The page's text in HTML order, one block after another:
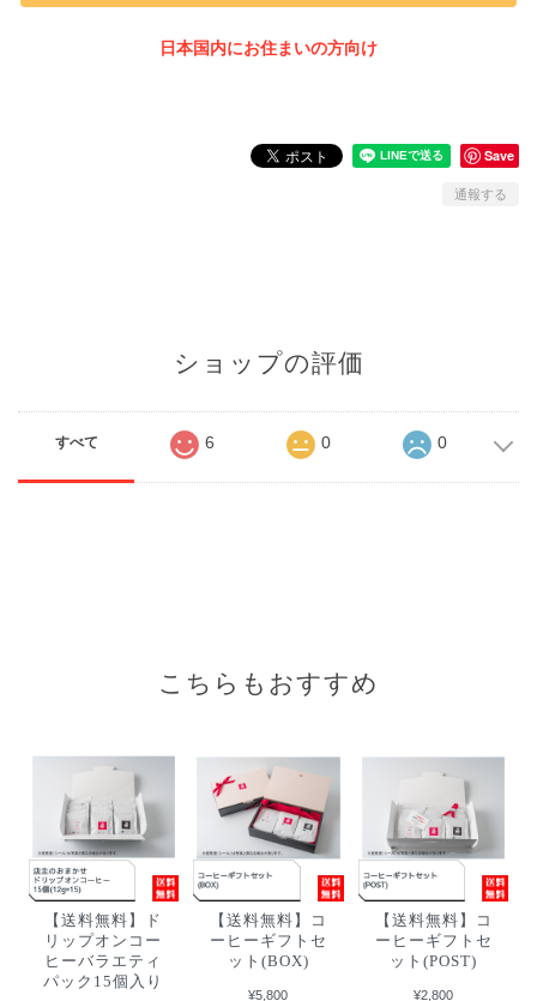
日本国内にお住まいの方向け
Save
通報する
ショップの評価
すべて 6 0 0
こちらもおすすめ
【送料無料】ド
リップオンコー
ヒーバラエティ
パック15個入り
【送料無料】コ
ーヒーギフトセ
ット(BOX)
¥5,800
【送料無料】コ
ーヒーギフトセ
ット(POST)
¥2,800